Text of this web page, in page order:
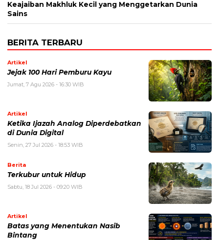
Keajaiban Makhluk Kecil yang Menggetarkan Dunia
Sains
BERITA TERBARU
Artikel
Jejak 100 Hari Pemburu Kayu
Jumat, 7 Agu 2026 - 16:30 WIB
Artikel
Ketika Ijazah Analog Diperdebatkan
di Dunia Digital
Senin, 27 Jul 2026 - 18:53 WIB
Berita
Terkubur untuk Hidup
Sabtu, 18 Jul 2026 - 09:20 WIB
Artikel
Batas yang Menentukan Nasib
Bintang